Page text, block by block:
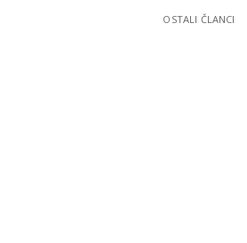
OSTALI ČLANCI